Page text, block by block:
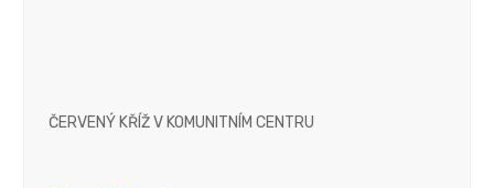
ČERVENÝ KŘÍŽ V KOMUNITNÍM CENTRU